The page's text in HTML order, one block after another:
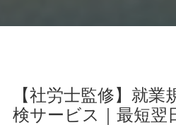
【社労士監修】就業
検サービス｜最短翌